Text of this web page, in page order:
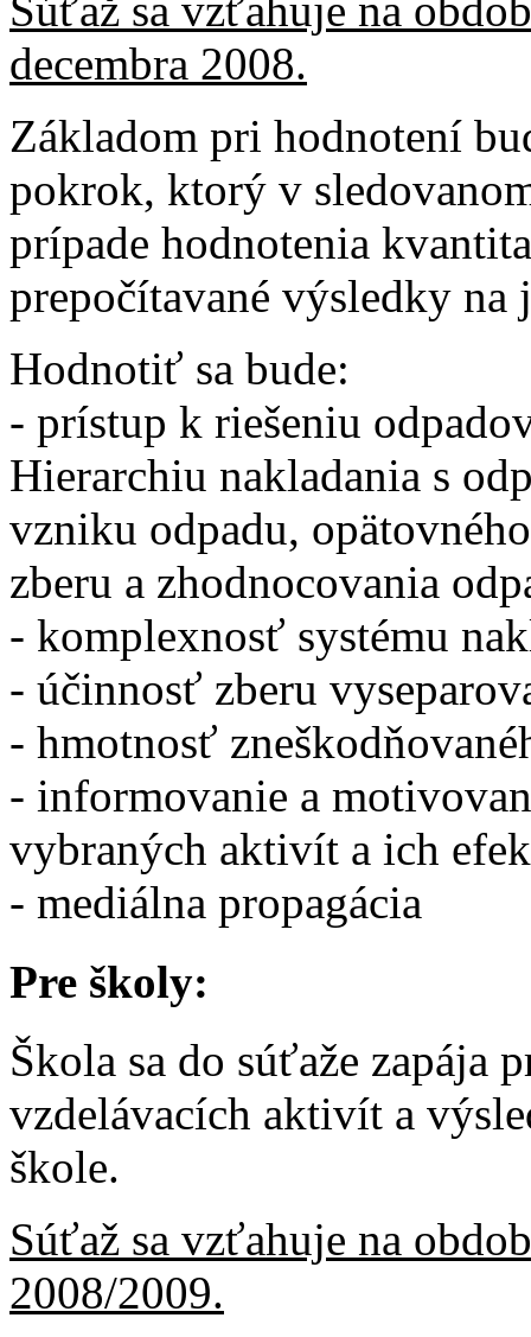
Súťaž sa vzťahuje na
decembra 2008.
Základom pri hodnotení
pokrok, ktorý v
prípade hodnotenia
prepočítavané výsledky na
Hodnotiť sa bude:
- prístup k riešeniu
Hierarchiu nakladania s
vzniku odpadu,
zberu a zhodnocovania
- komplexnosť systému
- účinnosť zberu
- hmotnosť
- informovanie a
vybraných aktivít a ich
- mediálna propagácia
Pre školy:
Škola sa do súťaže zapája
vzdelávacích aktivít a
škole.
Súťaž sa vzťahuje na
2008/2009.